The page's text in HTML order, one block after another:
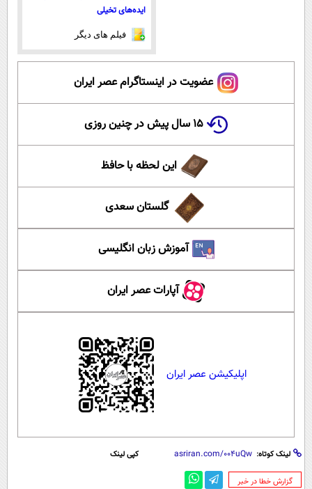
ایده‌های تخیلی
فیلم های دیگر
عضویت در اینستاگرام عصر ایران
۱۵ سال پیش در چنین روزی
این لحظه با حافظ
گلستان سعدی
آموزش زبان انگلیسی
آپارات عصر ایران
اپلیکیشن عصر ایران
لینک کوتاه: کپی لینک
‌گزارش خطا در خبر